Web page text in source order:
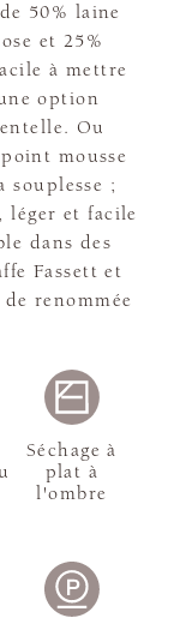
50% laine
et 25%
à mettre
option
Ou
mousse
;
léger et facile
dans des
Fassett et
renommée
Séchage à
plat à
l'ombre